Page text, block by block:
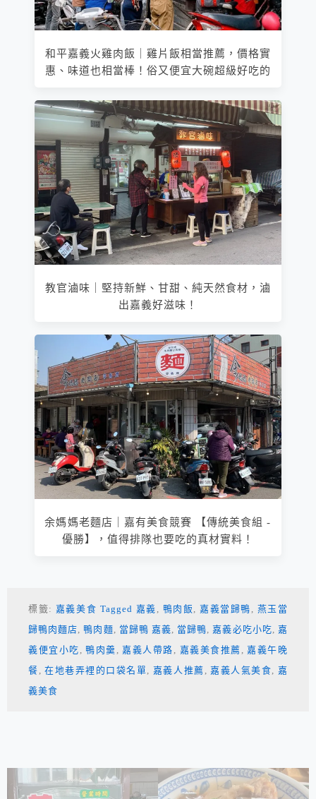
和平嘉義火雞肉飯｜雞片飯相當推薦，價格實
惠、味道也相當棒！俗又便宜大碗超級好吃的
教官滷味｜堅持新鮮、甘甜、純天然食材，滷
出嘉義好滋味！
余媽媽老麵店｜嘉有美食競賽 【傳統美食組 -
優勝】，值得排隊也要吃的真材實料！
標籤: 嘉義美食 Tagged 嘉義 , 鴨肉飯 ,嘉義當歸鴨 , 燕玉當
歸鴨肉麵店, 鴨肉麵, 當歸鴨 嘉義, 當歸鴨,嘉義必吃小吃, 嘉
義便宜小吃 , 鴨肉羹 ,嘉義人帶路 , 嘉義美食推薦 ,嘉義午晚
餐 ,在地巷弄裡的口袋名單, 嘉義人推薦 ,嘉義人氣美食, 嘉
義美食
相連文章